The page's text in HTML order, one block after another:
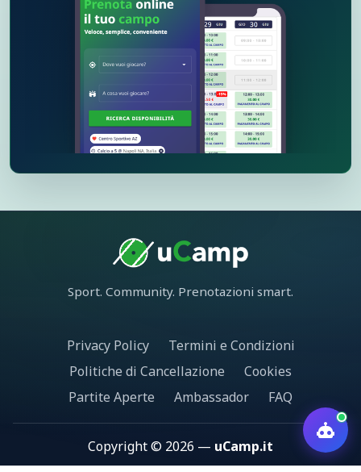
PAGA AL CAMPO PAGA AL CAMPO
Sport. Community. Prenotazioni smart.
Privacy Policy
Termini e Condizioni
Politiche di Cancellazione
Cookies
Partite Aperte
Ambassador FAQ
Copyright © 2026 — uCamp.it